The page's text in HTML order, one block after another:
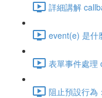
詳細講解
event(e) 是什
表單事件處理
阻止預設行為